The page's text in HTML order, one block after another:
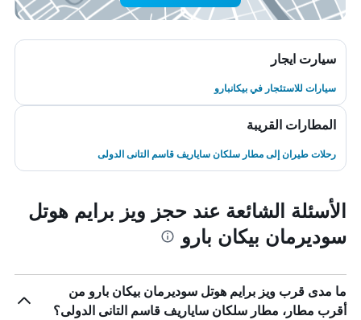
سيارت ايجار
سيارات للاستئجار في بيكانبارو
المطارات القريبة
رحلات طيران إلى مطار سلكان ساياريف قاسم التانى الدولى
الأسئلة الشائعة عند حجز ويز برايم هوتل
سوديرمان بيكان بارو
ما مدى قرب ويز برايم هوتل سوديرمان بيكان بارو من
أقرب مطار، مطار سلكان ساياريف قاسم التانى الدولى؟